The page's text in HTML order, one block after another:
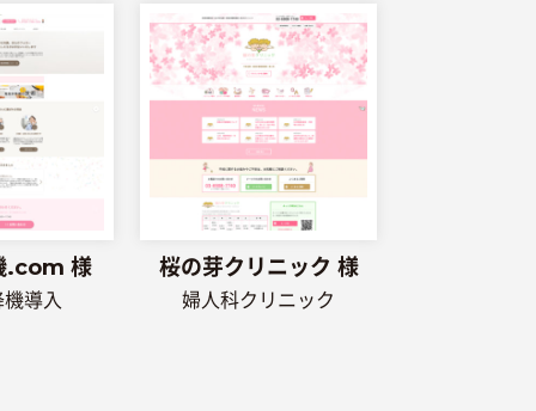
.com 様
導入
桜の芽クリニック 様
婦人科クリニック